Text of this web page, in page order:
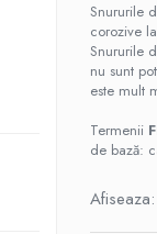
Snururile
corozive
Snururile
nu sunt
este mult
Termenii
de bază:
Afiseaza: